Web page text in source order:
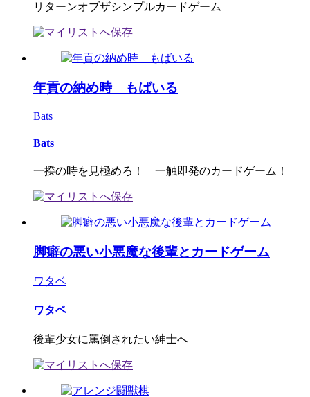
リターンオブザシンプルカードゲーム
年貢の納め時 もばいる
Bats
Bats
一揆の時を見極めろ！ 一触即発のカードゲーム！
脚癖の悪い小悪魔な後輩とカードゲーム
ワタベ
ワタベ
後輩少女に罵倒されたい紳士へ